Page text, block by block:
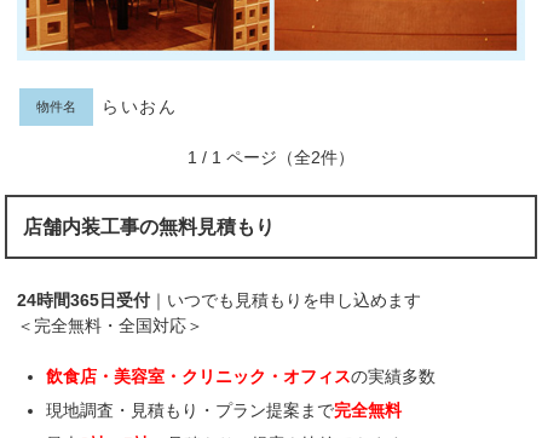
物件名 らいおん
1 / 1 ページ（全2件）
店舗内装工事の無料見積もり
24時間365日受付 ｜いつでも見積もりを申し込めます
＜完全無料・全国対応＞
飲食店・美容室・クリニック・オフィスの実績多数
現地調査・見積もり・プラン提案まで完全無料